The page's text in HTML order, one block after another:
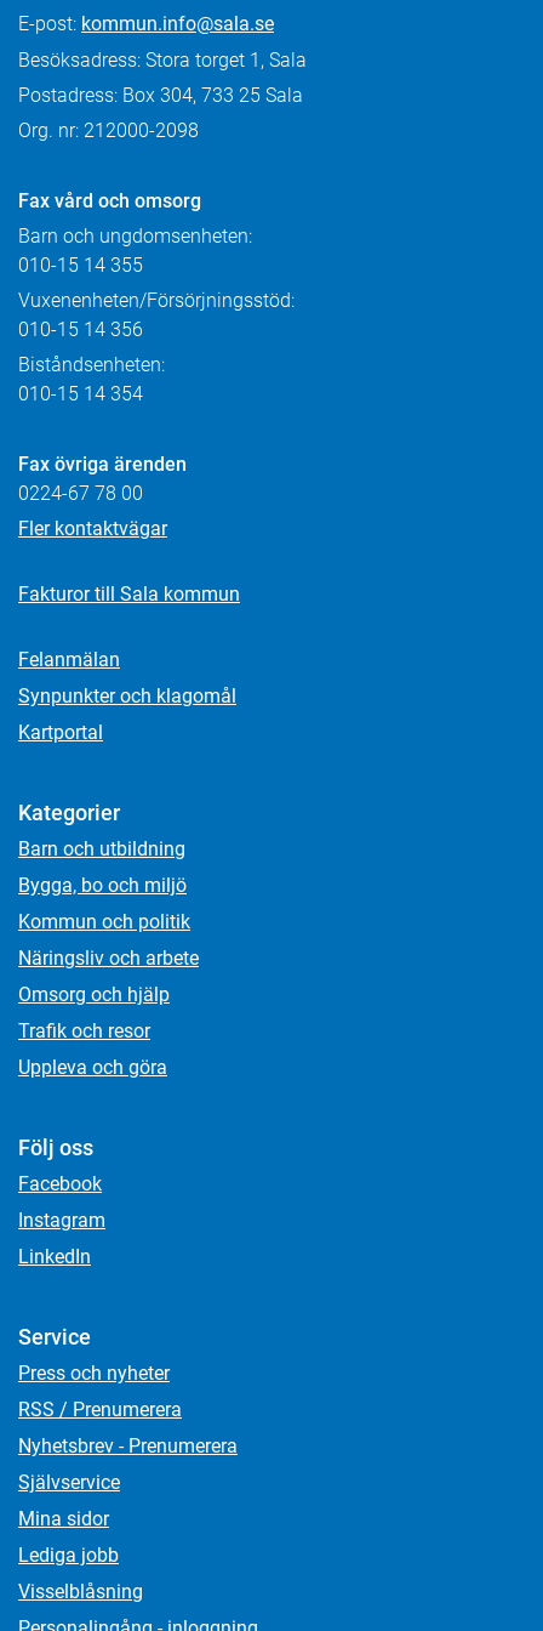
E-post: kommun.info@sala.se
Besöksadress: Stora torget 1, Sala
Postadress: Box 304, 733 25 Sala
Org. nr: 212000-2098
Fax vård och omsorg
Barn och ungdomsenheten:
010-15 14 355
Vuxenenheten/Försörjningsstöd:
010-15 14 356
Biståndsenheten:
010-15 14 354
Fax övriga ärenden
0224-67 78 00
Fler kontaktvägar
Fakturor till Sala kommun
Felanmälan
Synpunkter och klagomål
Kartportal
Kategorier
Barn och utbildning
Bygga, bo och miljö
Kommun och politik
Näringsliv och arbete
Omsorg och hjälp
Trafik och resor
Uppleva och göra
Följ oss
Facebook
Instagram
LinkedIn
Service
Press och nyheter
RSS / Prenumerera
Nyhetsbrev - Prenumerera
Självservice
Mina sidor
Lediga jobb
Visselblåsning